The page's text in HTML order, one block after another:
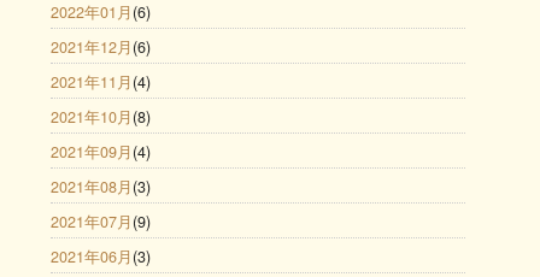
2022年01月 (6)
2021年12月 (6)
2021年11月 (4)
2021年10月 (8)
2021年09月 (4)
2021年08月 (3)
2021年07月 (9)
2021年06月 (3)